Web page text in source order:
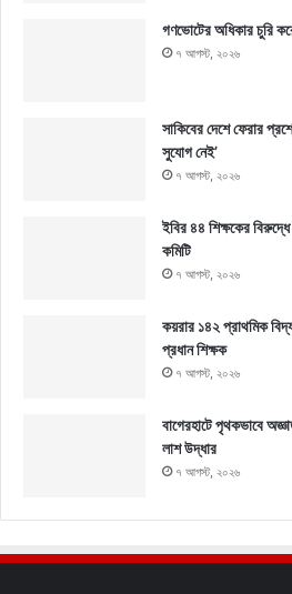
গণভোটের অধিকার চুরি
৭ আগস্ট, ২০২৬
সাকিবের দেশে ফেরার
সুযোগ নেই’
৭ আগস্ট, ২০২৬
ইবির ৪৪ শিক্ষকের
কমিটি
৭ আগস্ট, ২০২৬
কয়রার ১৪২ প্রাথমিক
প্রধান শিক্ষক
৭ আগস্ট, ২০২৬
বাগেরহাটে পৃথকভাবে
লাশ উদ্ধার
৭ আগস্ট, ২০২৬